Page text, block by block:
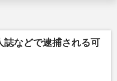
誌などで逮捕される可